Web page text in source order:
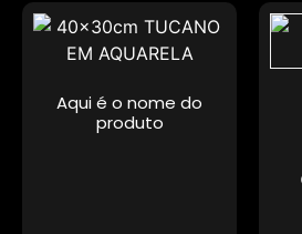
Aqui é o nome do
produto